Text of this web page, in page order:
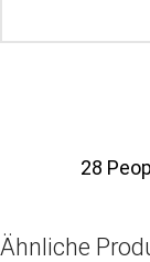
28
Ähnliche